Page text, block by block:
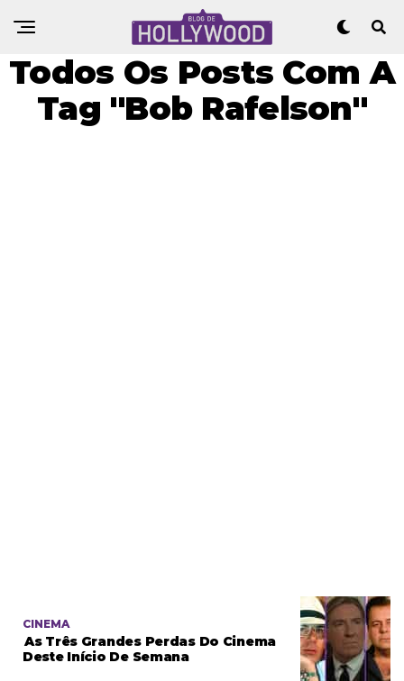
Todos Os Posts Com A
Tag "Bob Rafelson"
CINEMA
As Três Grandes Perdas Do Cinema
Deste Início De Semana